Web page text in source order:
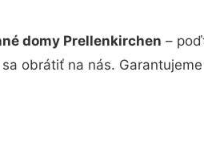
domy Prellenkirchen –
sa obrátiť na nás.